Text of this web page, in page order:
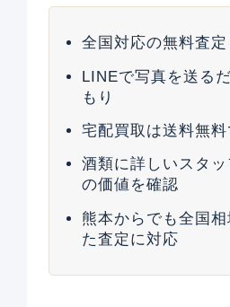
全国対応の無料査定
LINEで写真を送る
もり
宅配買取は送料無
酒類に詳しいスタ
の価値を確認
熊本からでも全国
た査定に対応